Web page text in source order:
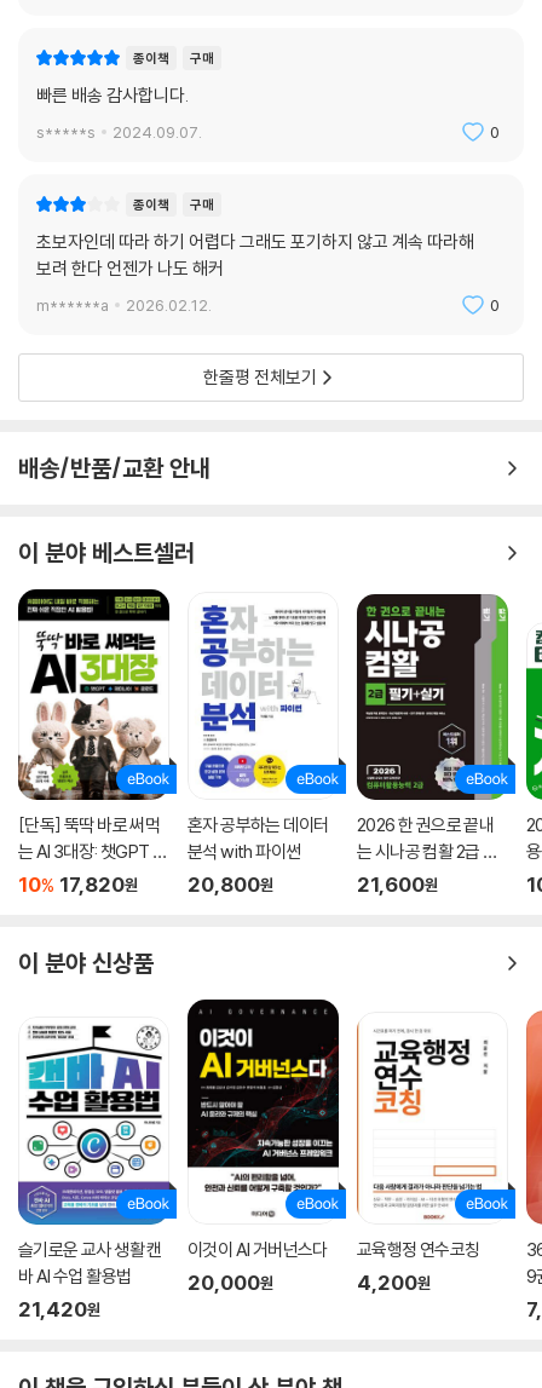
종이책 구매
빠른 배송 감사합니다.
s*****s 2024.09.07. 0
종이책 구매
초보자인데 따라 하기 어렵다 그래도 포기하지 않고 계속 따라해
보려 한다 언젠가 나도 해커
m******a 2026.02.12. 0
한줄평 전체보기
배송/반품/교환 안내
이 분야 베스트셀러
[단독] 뚝딱 바로 써먹
는 AI 3대장: 챗GPT ·
제미나이 · 클로드
10% 17,820원
혼자 공부하는 데이터
분석 with 파이썬
20,800원
2026 한 권으로 끝내
는 시나공 컴활 2급 필
기+실기
21,600원
이 분야 신상품
슬기로운 교사 생활 캔
바 AI 수업 활용법
21,420원
이것이 AI 거버넌스다
20,000원
교육행정 연수코칭
4,200원
9